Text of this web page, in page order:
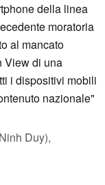
della linea
moratoria
al mancato
View di una
i dispositivi mobili
nazionale"
Ninh Duy),